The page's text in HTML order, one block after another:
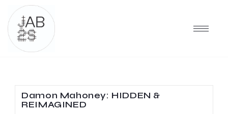
Damon Mahoney: HIDDEN &
REIMAGINED